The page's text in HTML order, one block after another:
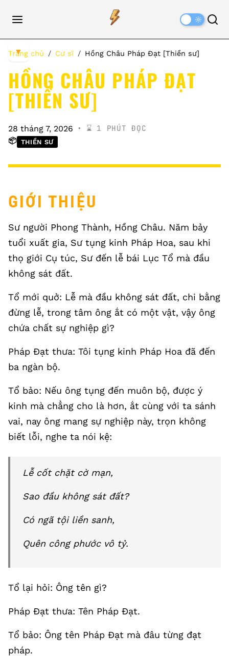
Trang chủ Cư sĩ Hồng Châu Pháp Đạt [Thiền sư]
HỒNG CHÂU PHÁP ĐẠT
[THIỀN SƯ]
28 tháng 7, 2026 ⌛️ 1 PHÚT ĐỌC
📦 THIỀN SƯ
GIỚI THIỆU
Sư người Phong Thành, Hồng Châu. Năm bảy
tuổi xuất gia, Sư tụng kinh Pháp Hoa, sau khi
thọ giới Cụ túc, Sư đến lễ bái Lục Tổ mà đầu
không sát đất.
Tổ mới quở: Lễ mà đầu không sát đất, chi bằng
đừng lễ, trong tâm ông ắt có một vật, vậy ông
chứa chất sự nghiệp gì?
Pháp Đạt thưa: Tôi tụng kinh Pháp Hoa đã đến
ba ngàn bộ.
Tổ bảo: Nếu ông tụng đến muôn bộ, được ý
kinh mà chẳng cho là hơn, ắt cùng với ta sánh
vai, nay ông mang sự nghiệp này, trọn không
biết lỗi, nghe ta nói kệ:
Lễ cốt chặt cờ mạn,
Sao đầu không sát đất?
Có ngã tội liền sanh,
Quên công phước vô tỷ.
Tổ lại hỏi: Ông tên gì?
Pháp Đạt thưa: Tên Pháp Đạt.
Tổ bảo: Ông tên Pháp Đạt mà đâu từng đạt
pháp.
▼